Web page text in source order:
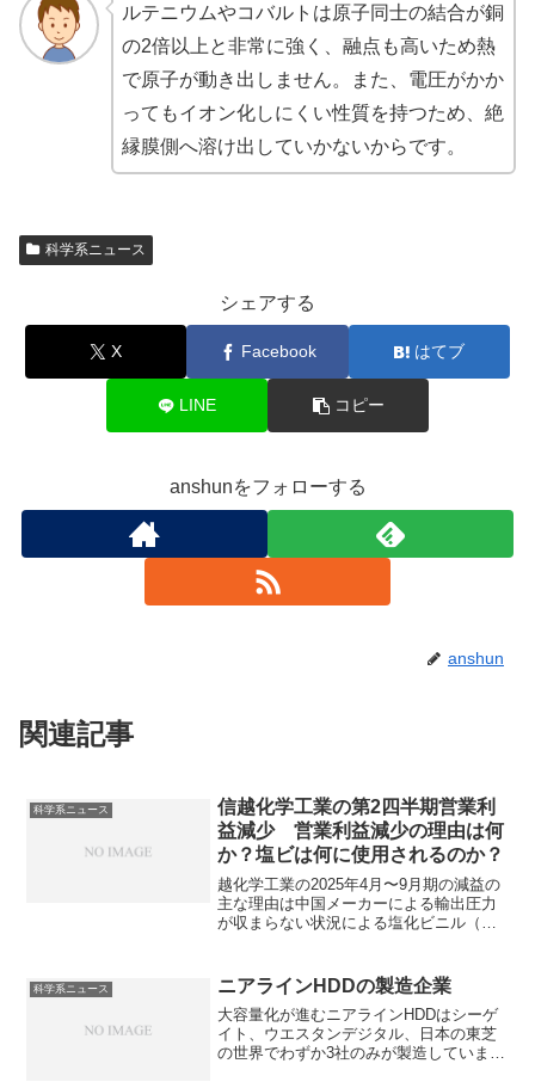
ルテニウムやコバルトは原子同士の結合が銅
の2倍以上と非常に強く、融点も高いため熱
で原子が動き出しません。また、電圧がかか
ってもイオン化しにくい性質を持つため、絶
縁膜側へ溶け出していかないからです。
科学系ニュース
シェアする
X Facebook はてブ
LINE コピー
anshunをフォローする
anshun
関連記事
科学系ニュース
信越化学工業の第2四半期営業利
益減少 営業利益減少の理由は何
か？塩ビは何に使用されるのか？
越化学工業の2025年4月〜9月期の減益の
主な理由は中国メーカーによる輸出圧力
が収まらない状況による塩化ビニル（塩
ができます。
科学系ニュース ニアラインHDDの製造企業
大容量化が進むニアラインHDDはシーゲ
イト、ウエスタンデジタル、日本の東芝
の世界でわずか3社のみが製造していま